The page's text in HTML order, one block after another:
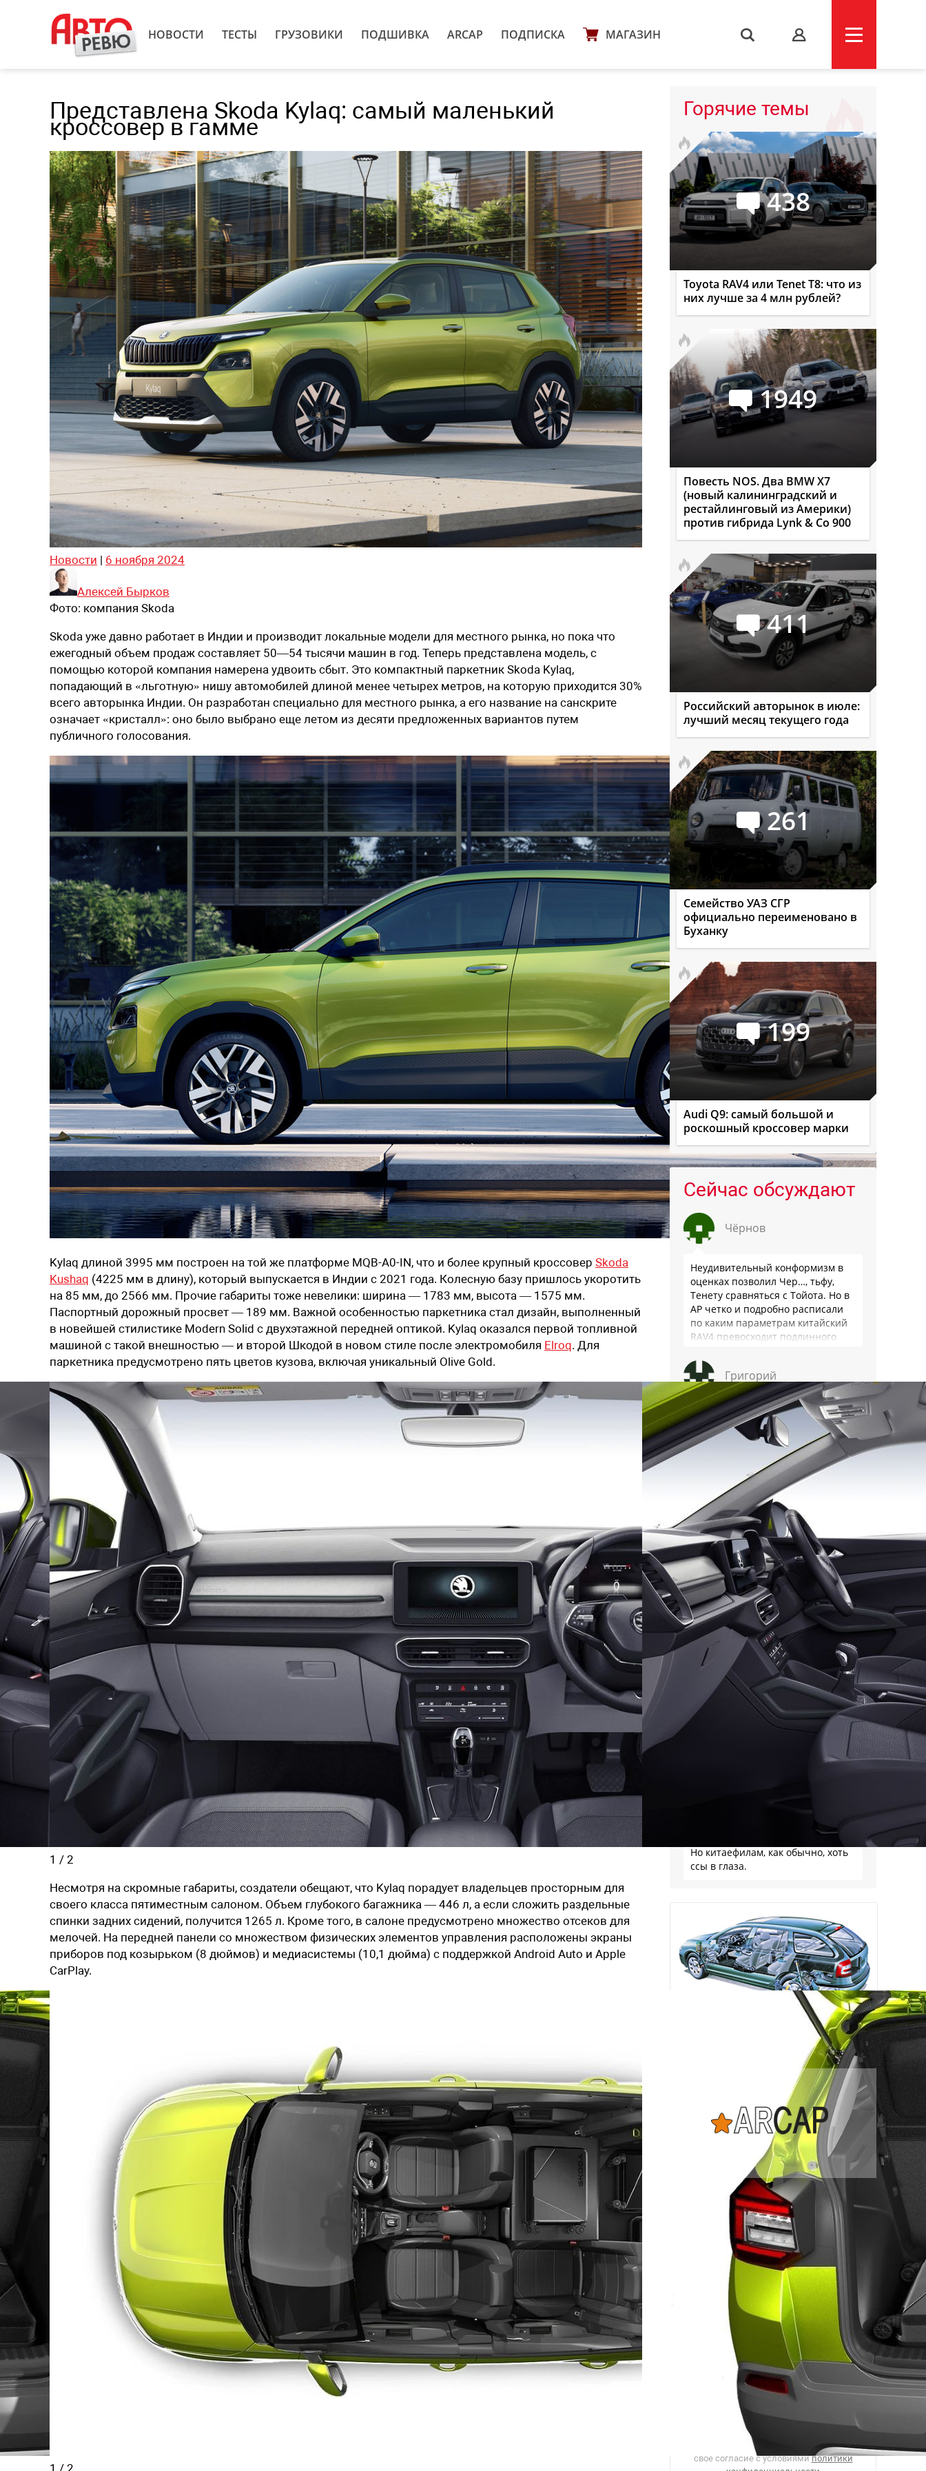
НОВОСТИ ТЕСТЫ ГРУЗОВИКИ ПОДШИВКА ARCAP ПОДПИСКА МАГАЗИН s
Представлена Skoda Kylaq: самый маленький
кроссовер в гамме
Новости | 6 ноября 2024
Алексей Бырков
Фото: компания Skoda
Skoda уже давно работает в Индии и производит локальные модели для местного рынка, но пока что
ежегодный объем продаж составляет 50—54 тысячи машин в год. Теперь представлена модель, с
помощью которой компания намерена удвоить сбыт. Это компактный паркетник Skoda Kylaq,
попадающий в «льготную» нишу автомобилей длиной менее четырех метров, на которую приходится 30%
всего авторынка Индии. Он разработан специально для местного рынка, а его название на санскрите
означает «кристалл»: оно было выбрано еще летом из десяти предложенных вариантов путем
публичного голосования.
Kylaq длиной 3995 мм построен на той же платформе MQB-A0-IN, что и более крупный кроссовер Skoda
Kushaq (4225 мм в длину), который выпускается в Индии с 2021 года. Колесную базу пришлось укоротить
на 85 мм, до 2566 мм. Прочие габариты тоже невелики: ширина — 1783 мм, высота — 1575 мм.
Паспортный дорожный просвет — 189 мм. Важной особенностью паркетника стал дизайн, выполненный
в новейшей стилистике Modern Solid с двухэтажной передней оптикой. Kylaq оказался первой топливной
машиной с такой внешностью — и второй Шкодой в новом стиле после электромобиля Elroq. Для
паркетника предусмотрено пять цветов кузова, включая уникальный Olive Gold.
1 / 2
Несмотря на скромные габариты, создатели обещают, что Kylaq порадует владельцев просторным для
своего класса пятиместным салоном. Объем глубокого багажника — 446 л, а если сложить раздельные
спинки задних сидений, получится 1265 л. Кроме того, в салоне предусмотрено множество отсеков для
мелочей. На передней панели со множеством физических элементов управления расположены экраны
приборов под козырьком (8 дюймов) и медиасистемы (10,1 дюйма) с поддержкой Android Auto и Apple
CarPlay.
1 / 2
Горячие темы
438
Toyota RAV4 или Tenet T8: что из
них лучше за 4 млн рублей?
1949
Повесть NOS. Два BMW X7
(новый калининградский и
рестайлинговый из Америки)
против гибрида Lynk & Co 900
411
Российский авторынок в июле:
лучший месяц текущего года
261
Семейство УАЗ СГР
официально переименовано в
Буханку
199
Audi Q9: самый большой и
роскошный кроссовер марки
Сейчас обсуждают
Чёрнов
Неудивительный конформизм в
оценках позволил Чер…, тьфу,
Тенету сравняться с Тойота. Но в
АР четко и подробно расписали
по каким параметрам китайский
RAV4 превосходит подлинного
подвеска едет ровно и приятно …
Григорий
Вы тест читали? Она «не едет»
только в пол, а в обычном режиме
гораздо лучше и экономичней. В
оценках начали проставлять
баллы за цену и сервис?🤡🤡🤡
Тимур
Ожидаемо. По крайней мере, я в
голосовании ровно такого
расклада и ожидал: как массовый
мировой продукт, RAV4 по сумме
потребительских качеств
окажется на высоте - и
комфортнее, и продуманнее (если
такое слово …
Александр
Мне кажется, с горы Арарат
показатель будет ещё
Так по всем параметрам и
разгром, кроме вместимости
салона и предельной динамики.
Но китаефилам, как обычно, хоть
ссы в глаза.
подержанных автомобилей
Рассылка
Лучшие материалы Авторевю — в
вашем почтовом ящике
Предоставляя e-mail, вы подтверждаете
свое согласие с условиямиполитики